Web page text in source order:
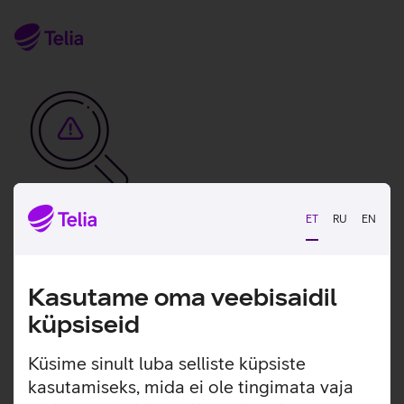
ET RU EN
Kasutame oma veebisaidil
küpsiseid
Küsime sinult luba selliste küpsiste
kasutamiseks, mida ei ole tingimata vaja
Vabandame, tekkis
tx:undefined:ut:null
Seni saad meiega ühendust klienditeeninduse
numbril.